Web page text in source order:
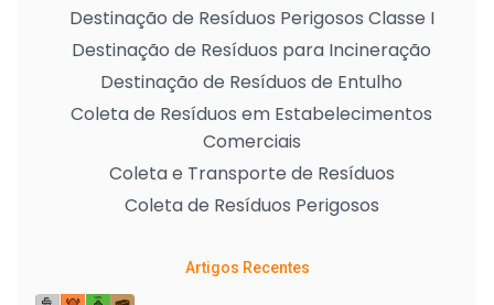
Destinação de Resíduos Perigosos Classe I
Destinação de Resíduos para Incineração
Destinação de Resíduos de Entulho
Coleta de Resíduos em Estabelecimentos
Comerciais
Coleta e Transporte de Resíduos
Coleta de Resíduos Perigosos
Artigos Recentes